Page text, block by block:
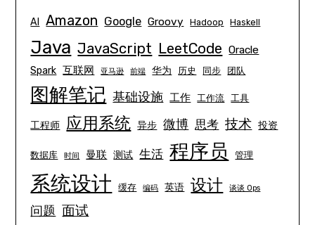
AI Amazon Google Groovy Hadoop Haskell
Java JavaScript LeetCode Oracle
Spark 互联网 亚马逊 前端 华为 历史 同步 团队
图解笔记 基础设施 工作 工作流 工具
工程师 应用系统 异步 微博 思考 技术 投资
数据库 时间 曼联 测试 生活 程序员 管理
系统设计 缓存 编码 英语 设计 谈谈 Ops
问题 面试